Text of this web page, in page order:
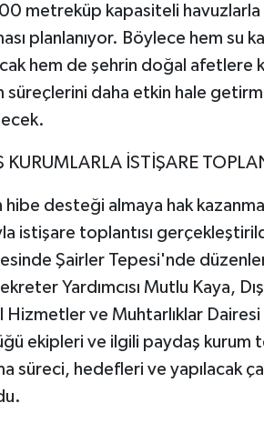
metreküp kapasiteli havuzlarla
planlanıyor. Böylece hem su
hem de şehrin doğal afetlere
süreçlerini daha etkin hale
KURUMLARLA İSTİŞARE
hibe desteği almaya hak
istişare toplantısı
Şairler Tepesi'nde
Yardımcısı Mutlu Kaya,
Hizmetler ve Muhtarlıklar Dairesi
ekipleri ve ilgili paydaş kurum
süreci, hedefleri ve yapılacak